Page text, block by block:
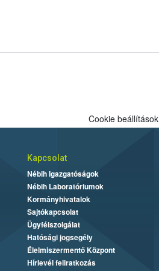
Cookie beállítások
Kapcsolat
Nébih Igazgatóságok
Nébih Laboratóriumok
Kormányhivatalok
Sajtókapcsolat
Ügyfélszolgálat
Hatósági jogsegély
Élelmiszermentő Központ
Hírlevél feliratkozás